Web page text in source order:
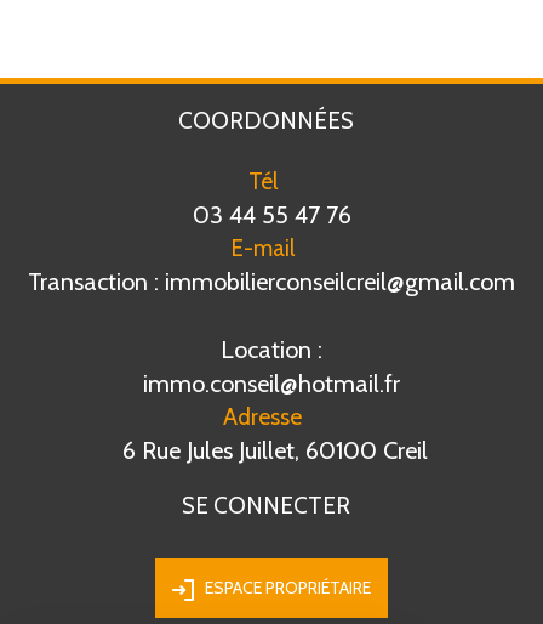
COORDONNÉES
Tél
03 44 55 47 76
E-mail
Transaction : immobilierconseilcreil@gmail.com
Location :
immo.conseil@hotmail.fr
Adresse
6 Rue Jules Juillet, 60100 Creil
SE CONNECTER
ESPACE PROPRIÉTAIRE